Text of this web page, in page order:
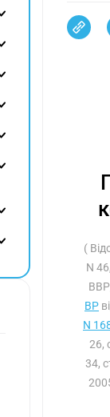
(
N
ВР
N
26,
34,